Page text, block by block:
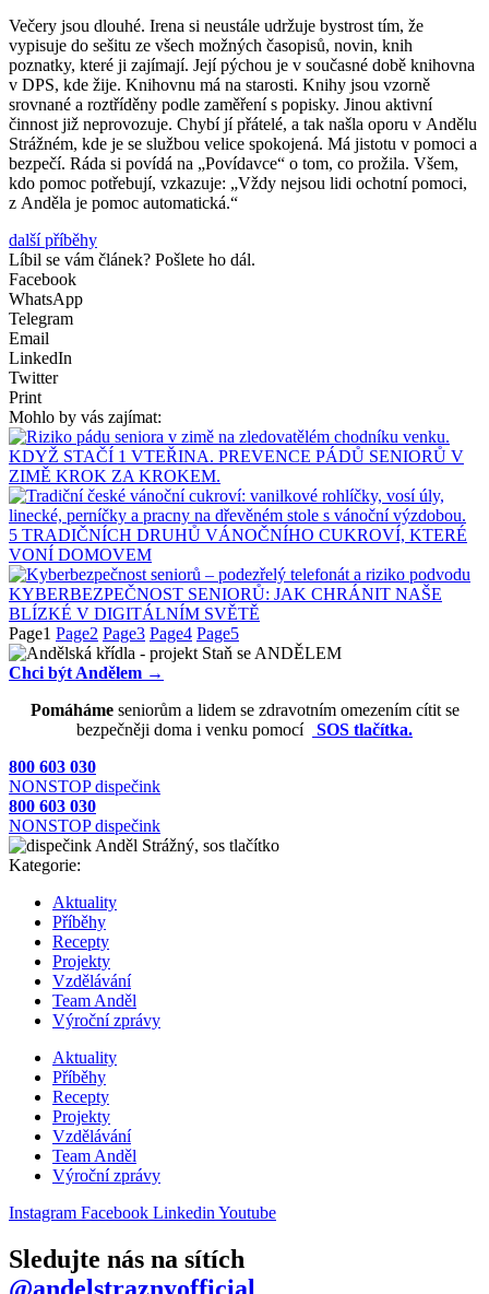
Večery jsou dlouhé. Irena si neustále udržuje bystrost tím, že
vypisuje do sešitu ze všech možných časopisů, novin, knih
poznatky, které ji zajímají. Její pýchou je v současné době knihovna
v DPS, kde žije. Knihovnu má na starosti. Knihy jsou vzorně
srovnané a roztříděny podle zaměření s popisky. Jinou aktivní
činnost již neprovozuje. Chybí jí přátelé, a tak našla oporu v Andělu
Strážném, kde je se službou velice spokojená. Má jistotu v pomoci a
bezpečí. Ráda si povídá na „Povídavce“ o tom, co prožila. Všem,
kdo pomoc potřebují, vzkazuje: „Vždy nejsou lidi ochotní pomoci,
z Anděla je pomoc automatická.“
další příběhy
Líbil se vám článek? Pošlete ho dál.
Facebook
WhatsApp
Telegram
Email
LinkedIn
Twitter
Print
Mohlo by vás zajímat:
KDYŽ STAČÍ 1 VTEŘINA. PREVENCE PÁDŮ SENIORŮ V
ZIMĚ KROK ZA KROKEM.
5 TRADIČNÍCH DRUHŮ VÁNOČNÍHO CUKROVÍ, KTERÉ
VONÍ DOMOVEM
KYBERBEZPEČNOST SENIORŮ: JAK CHRÁNIT NAŠE
BLÍZKÉ V DIGITÁLNÍM SVĚTĚ
Page1 Page2 Page3 Page4 Page5
Chci být Andělem →
Pomáhámeseniorům a lidem se zdravotním omezením cítit se
bezpečněji doma i venku pomocí
SOS tlačítka.
800 603 030
NONSTOP dispečink
800 603 030
NONSTOP dispečink
Kategorie:
Aktuality
Příběhy
Recepty
Projekty
Vzdělávání
Team Anděl
Výroční zprávy
Aktuality
Příběhy
Recepty
Projekty
Vzdělávání
Team Anděl
Výroční zprávy
Instagram Facebook Linkedin Youtube
Sledujte nás na sítích